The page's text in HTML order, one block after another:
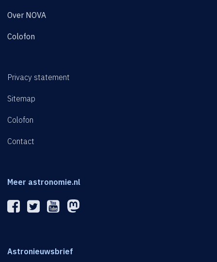
Over NOVA
Colofon
Privacy statement
Sitemap
Colofon
Contact
Meer astronomie.nl
Astronieuwsbrief